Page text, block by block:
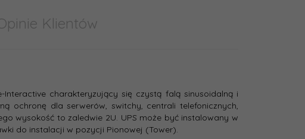
Klientów
charakteryzujący się czystą falą sinusoidalną i
ochronę dla serwerów, switchy, centrali telefonicznych,
wysokość to zaledwie 2U. UPS może być instalowany w
do instalacji w pozycji Pionowej (Tower).